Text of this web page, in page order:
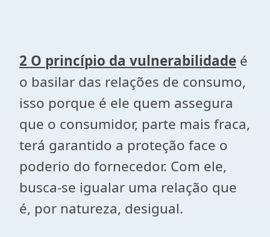
2 O princípio da vulnerabilidade é
o basilar das relações de consumo,
isso porque é ele quem assegura
que o consumidor, parte mais fraca,
terá garantido a proteção face o
poderio do fornecedor. Com ele,
busca-se igualar uma relação que
é, por natureza, desigual.